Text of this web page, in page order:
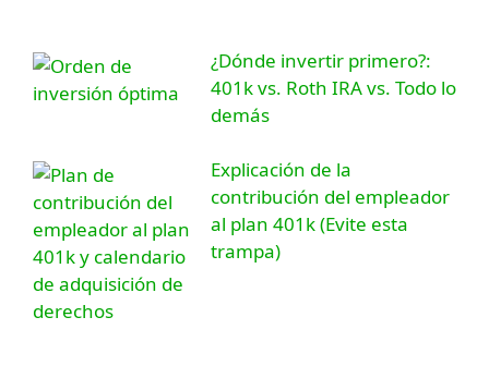
¿Dónde invertir primero?:
401k vs. Roth IRA vs. Todo lo
demás
Explicación de la
contribución del empleador
al plan 401k (Evite esta
trampa)